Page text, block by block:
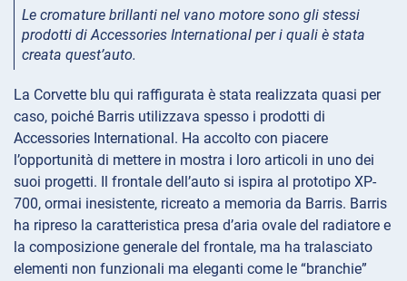
Le cromature brillanti nel vano motore sono gli stessi
prodotti di Accessories International per i quali è stata
creata quest’auto.
La Corvette blu qui raffigurata è stata realizzata quasi per
caso, poiché Barris utilizzava spesso i prodotti di
Accessories International. Ha accolto con piacere
l’opportunità di mettere in mostra i loro articoli in uno dei
suoi progetti. Il frontale dell’auto si ispira al prototipo XP-
700, ormai inesistente, ricreato a memoria da Barris. Barris
ha ripreso la caratteristica presa d’aria ovale del radiatore e
la composizione generale del frontale, ma ha tralasciato
elementi non funzionali ma eleganti come le “branchie”